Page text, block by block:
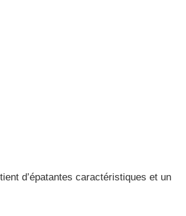
d’épatantes caractéristiques et un